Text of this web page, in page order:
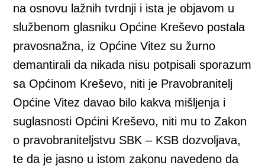
na osnovu lažnih tvrdnji i ista je objavom u
službenom glasniku Općine Kreševo postala
pravosnažna, iz Općine Vitez su žurno
demantirali da nikada nisu potpisali sporazum
sa Općinom Kreševo, niti je Pravobranitelj
Općine Vitez davao bilo kakva mišljenja i
suglasnosti Općini Kreševo, niti mu to Zakon
o pravobraniteljstvu SBK – KSB dozvoljava,
te da je jasno u istom zakonu navedeno da